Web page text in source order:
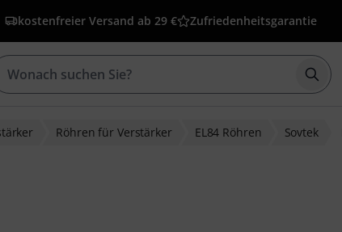
kostenfreier Versand ab 29 € Zufriedenheitsgarantie
Röhren für Verstärker EL84 Röhren Sovtek